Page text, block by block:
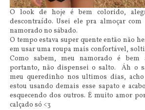
O look de hoje é bem colorido,
descontraído. Usei ele pra almoçar com
namorado no sábado.
O tempo estava super quente então não
em usar uma roupa mais confortável,
Como sabem, meu namorado é bem
portanto, não dispensei o salto. Áh o
meu queredinho nos ultimos dias, acho
estou usando demais esse sapato e
esquecendo dos outros. É muito amor
calçado só <3